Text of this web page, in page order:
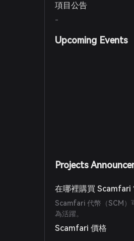
項目公告
-
Upcoming Events
Projects
在哪裡購買 Scamfari
Scamfari 代幣（SCM）
為活躍。
Scamfari 價格